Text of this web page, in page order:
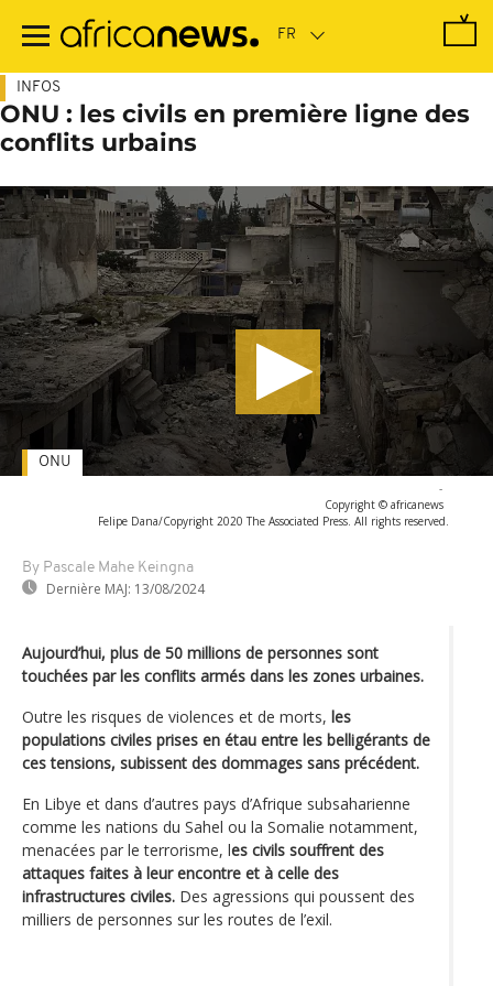
contenu
INFOS
ONU : les civils en première ligne des
conflits urbains
-
Copyright © africanews
Felipe Dana/Copyright 2020 The Associated Press. All rights reserved.
By Pascale Mahe Keingna
Dernière MAJ: 13/08/2024
ONU
Aujourd’hui, plus de 50 millions de personnes sont
touchées par les conflits armés dans les zones urbaines.
Outre les risques de violences et de morts, les
populations civiles prises en étau entre les belligérants de
ces tensions, subissent des dommages sans précédent.
En Libye et dans d’autres pays d’Afrique subsaharienne
comme les nations du Sahel ou la Somalie notamment,
menacées par le terrorisme, les civils souffrent des
attaques faites à leur encontre et à celle des
infrastructures civiles. Des agressions qui poussent des
milliers de personnes sur les routes de l’exil.